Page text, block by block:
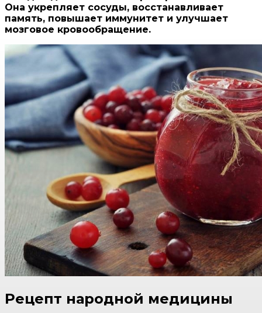
Она укрепляет сосуды, восстанавливает
память, повышает иммунитет и улучшает
мозговое кровообращение.
Рецепт народной медицины